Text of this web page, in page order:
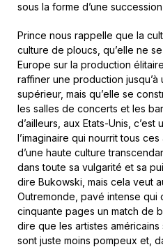
sous la forme d’une
Prince nous rappelle que la
culture de ploucs, qu’elle ne
Europe sur la production
raffiner une production jusqu’à
supérieur, mais qu’elle se
les salles de concerts et les
d’ailleurs, aux Etats-Unis,
l’imaginaire qui nourrit tous
d’une haute culture
dans toute sa vulgarité et sa
dire Bukowski, mais cela veut
Outremonde, pavé intense qui
cinquante pages un match de
dire que les artistes
sont juste moins pompeux et,